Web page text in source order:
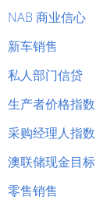
NAB 商业信心
新车销售
私人部门信贷
生产者价格指数
采购经理人指数
澳联储现金目标
零售销售